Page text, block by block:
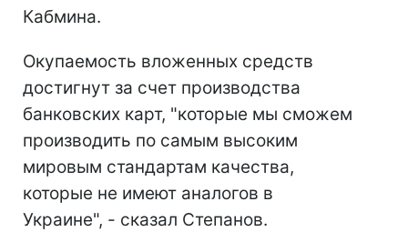
Кабмина.
Окупаемость вложенных средств
достигнут за счет производства
банковских карт, "которые мы сможем
производить по самым высоким
мировым стандартам качества,
которые не имеют аналогов в
Украине", - сказал Степанов.